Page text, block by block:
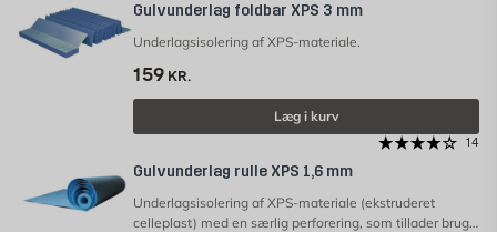
Gulvunderlag foldbar XPS 3 mm
Underlagsisolering af XPS-materiale.
159 KR.
Læg i kurv
14
Gulvunderlag rulle XPS 1,6 mm
Underlagsisolering af XPS-materiale (ekstruderet
celleplast) med en særlig perforering, som tillader brug